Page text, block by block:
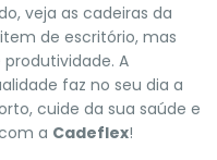
veja as cadeiras da
de escritório, mas
A
faz no seu dia a
cuide da sua saúde e
a Cadeflex!